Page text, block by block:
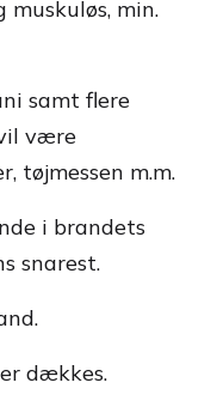
muskuløs, min.
samt flere
være
tøjmessen m.m.
i brandets
snarest.
dækkes.